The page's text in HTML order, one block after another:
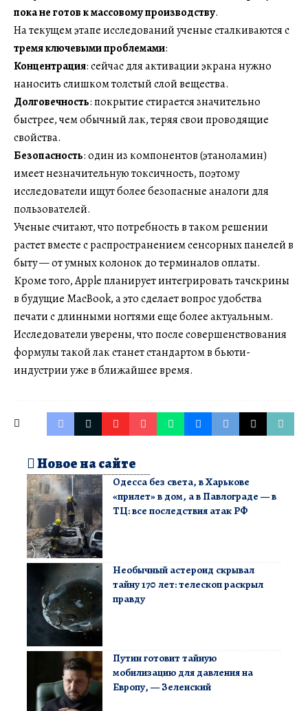
пока не готов к массовому производству.
На текущем этапе исследований ученые сталкиваются с
тремя ключевыми проблемами:
Концентрация: сейчас для активации экрана нужно
наносить слишком толстый слой вещества.
Долговечность: покрытие стирается значительно
быстрее, чем обычный лак, теряя свои проводящие
свойства.
Безопасность: один из компонентов (этаноламин)
имеет незначительную токсичность, поэтому
исследователи ищут более безопасные аналоги для
пользователей.
Ученые считают, что потребность в таком решении
растет вместе с распространением сенсорных панелей в
быту — от умных колонок до терминалов оплаты.
Кроме того, Apple планирует интегрировать тачскрины
в будущие MacBook, а это сделает вопрос удобства
печати с длинными ногтями еще более актуальным.
Исследователи уверены, что после совершенствования
формулы такой лак станет стандартом в бьюти-
индустрии уже в ближайшее время.
Новое на сайте
Одесса без света, в Харькове
«прилет» в дом, а в Павлограде — в
ТЦ: все последствия атак РФ
Необычный астероид скрывал
тайну 170 лет: телескоп раскрыл
правду
Путин готовит тайную
мобилизацию для давления на
Европу, — Зеленский